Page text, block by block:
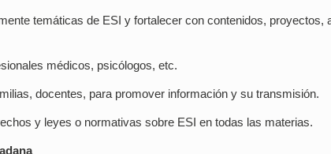
temáticas de ESI y fortalecer con contenidos,
médicos, psicólogos, etc.
docentes, para promover información y su transmisión.
y leyes o normativas sobre ESI en todas las materias.